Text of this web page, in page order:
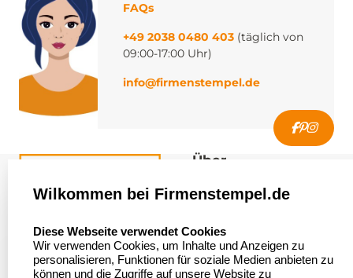
FAQs
+49 2038 0480 403 (täglich von
09:00-17:00 Uhr)
info@firmenstempel.de
Asterlager Straße 97
47228 Duisburg
Deutschland
Über
Über uns
Bewerten Sie uns
Sitemap
Wilkommen bei Firmenstempel.de
Diese Webseite verwendet Cookies
Wir verwenden Cookies, um Inhalte und Anzeigen zu
personalisieren, Funktionen für soziale Medien anbieten zu
können und die Zugriffe auf unsere Website zu